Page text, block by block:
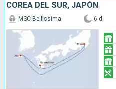
COREA DEL SUR, JAPÓN
MSC Bellissima 6 d